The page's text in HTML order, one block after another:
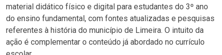
material didático físico e digital para estudantes do 3º ano
do ensino fundamental, com fontes atualizadas e pesquisas
referentes à história do município de Limeira. O intuito da
ação é complementar o conteúdo já abordado no currículo